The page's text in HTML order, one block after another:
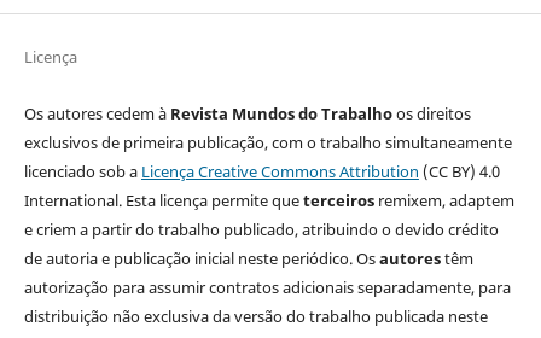
Licença
Os autores cedem à Revista Mundos do Trabalhoos direitos
exclusivos de primeira publicação, com o trabalho simultaneamente
licenciado sob a Licença Creative Commons Attribution (CC BY) 4.0
International. Esta licença permite queterceirosremixem, adaptem
e criem a partir do trabalho publicado, atribuindo o devido crédito
de autoria e publicação inicial neste periódico. Osautorestêm
autorização para assumir contratos adicionais separadamente, para
distribuição não exclusiva da versão do trabalho publicada neste